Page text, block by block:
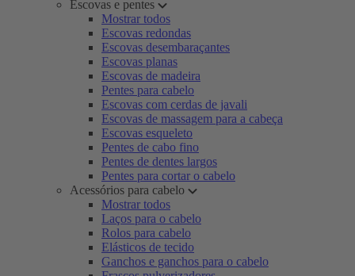
Escovas e pentes
Mostrar todos
Escovas redondas
Escovas desembaraçantes
Escovas planas
Escovas de madeira
Pentes para cabelo
Escovas com cerdas de javali
Escovas de massagem para a cabeça
Escovas esqueleto
Pentes de cabo fino
Pentes de dentes largos
Pentes para cortar o cabelo
Acessórios para cabelo
Mostrar todos
Laços para o cabelo
Rolos para cabelo
Elásticos de tecido
Ganchos e ganchos para o cabelo